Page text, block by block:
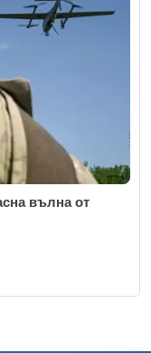
вълна от